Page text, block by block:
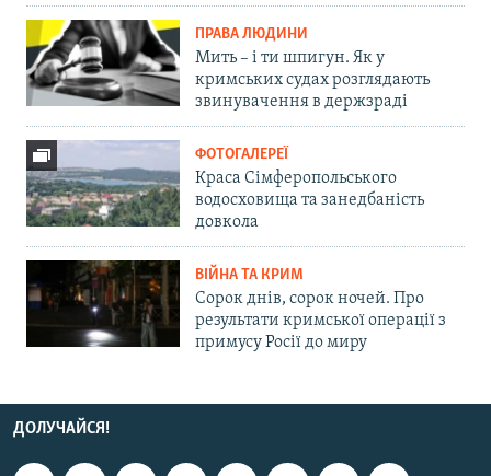
ПРАВА ЛЮДИНИ
Мить – і ти шпигун. Як у
кримських судах розглядають
звинувачення в держзраді
ФОТОГАЛЕРЕЇ
Краса Сімферопольського
водосховища та занедбаність
довкола
ВІЙНА ТА КРИМ
Сорок днів, сорок ночей. Про
результати кримської операції з
примусу Росії до миру
ДОЛУЧАЙСЯ!